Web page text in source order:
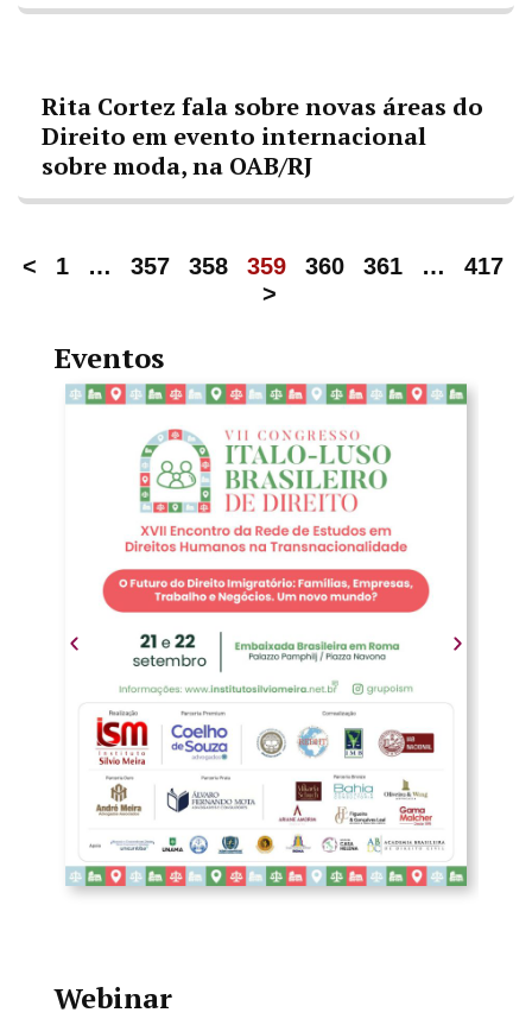
Rita Cortez fala sobre novas áreas do
Direito em evento internacional
sobre moda, na OAB/RJ
< 1 … 357 358 359 360 361 …
417
>
Eventos
Webinar